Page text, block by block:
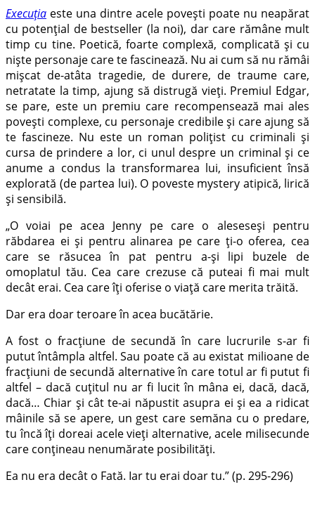
Execuția este una dintre acele povești poate nu neapărat
cu potențial de bestseller (la noi), dar care rămâne mult
timp cu tine. Poetică, foarte complexă, complicată și cu
niște personaje care te fascinează. Nu ai cum să nu rămâi
mișcat de-atâta tragedie, de durere, de traume care,
netratate la timp, ajung să distrugă vieți. Premiul Edgar,
se pare, este un premiu care recompensează mai ales
povești complexe, cu personaje credibile și care ajung să
te fascineze. Nu este un roman polițist cu criminali și
cursa de prindere a lor, ci unul despre un criminal și ce
anume a condus la transformarea lui, insuficient însă
explorată (de partea lui). O poveste mystery atipică, lirică
și sensibilă.
„O voiai pe acea Jenny pe care o aleseseși pentru
răbdarea ei și pentru alinarea pe care ți-o oferea, cea
care se răsucea în pat pentru a-și lipi buzele de
omoplatul tău. Cea care crezuse că puteai fi mai mult
decât erai. Cea care îți oferise o viață care merita trăită.
Dar era doar teroare în acea bucătărie.
A fost o fracțiune de secundă în care lucrurile s-ar fi
putut întâmpla altfel. Sau poate că au existat milioane de
fracțiuni de secundă alternative în care totul ar fi putut fi
altfel – dacă cuțitul nu ar fi lucit în mâna ei, dacă, dacă,
dacă… Chiar și cât te-ai năpustit asupra ei și ea a ridicat
mâinile să se apere, un gest care semăna cu o predare,
tu încă îți doreai acele vieți alternative, acele milisecunde
care conțineau nenumărate posibilități.
Ea nu era decât o Fată. Iar tu erai doar tu.” (p. 295-296)